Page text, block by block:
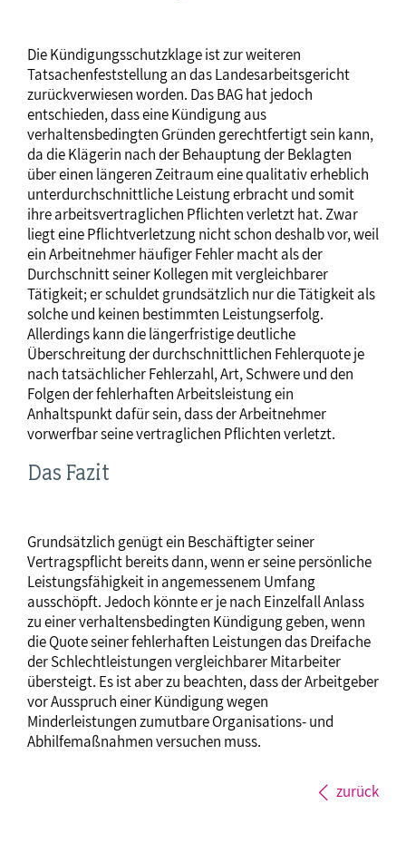
Die Kündigungsschutzklage ist zur weiteren
Tatsachenfeststellung an das Landesarbeitsgericht
zurückverwiesen worden. Das BAG hat jedoch
entschieden, dass eine Kündigung aus
verhaltensbedingten Gründen gerechtfertigt sein kann,
da die Klägerin nach der Behauptung der Beklagten
über einen längeren Zeitraum eine qualitativ erheblich
unterdurchschnittliche Leistung erbracht und somit
ihre arbeitsvertraglichen Pflichten verletzt hat. Zwar
liegt eine Pflichtverletzung nicht schon deshalb vor, weil
ein Arbeitnehmer häufiger Fehler macht als der
Durchschnitt seiner Kollegen mit vergleichbarer
Tätigkeit; er schuldet grundsätzlich nur die Tätigkeit als
solche und keinen bestimmten Leistungserfolg.
Allerdings kann die längerfristige deutliche
Überschreitung der durchschnittlichen Fehlerquote je
nach tatsächlicher Fehlerzahl, Art, Schwere und den
Folgen der fehlerhaften Arbeitsleistung ein
Anhaltspunkt dafür sein, dass der Arbeitnehmer
vorwerfbar seine vertraglichen Pflichten verletzt.
Das Fazit
Grundsätzlich genügt ein Beschäftigter seiner
Vertragspflicht bereits dann, wenn er seine persönliche
Leistungsfähigkeit in angemessenem Umfang
ausschöpft. Jedoch könnte er je nach Einzelfall Anlass
zu einer verhaltensbedingten Kündigung geben, wenn
die Quote seiner fehlerhaften Leistungen das Dreifache
der Schlechtleistungen vergleichbarer Mitarbeiter
übersteigt. Es ist aber zu beachten, dass der Arbeitgeber
vor Ausspruch einer Kündigung wegen
Minderleistungen zumutbare Organisations- und
Abhilfemaßnahmen versuchen muss.
zurück